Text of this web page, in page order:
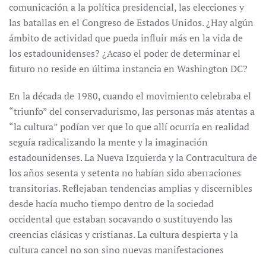
comunicación a la política presidencial, las elecciones y
las batallas en el Congreso de Estados Unidos. ¿Hay algún
ámbito de actividad que pueda influir más en la vida de
los estadounidenses? ¿Acaso el poder de determinar el
futuro no reside en última instancia en Washington DC?
En la década de 1980, cuando el movimiento celebraba el
“triunfo” del conservadurismo, las personas más atentas a
“la cultura” podían ver que lo que allí ocurría en realidad
seguía radicalizando la mente y la imaginación
estadounidenses. La Nueva Izquierda y la Contracultura de
los años sesenta y setenta no habían sido aberraciones
transitorias. Reflejaban tendencias amplias y discernibles
desde hacía mucho tiempo dentro de la sociedad
occidental que estaban socavando o sustituyendo las
creencias clásicas y cristianas. La cultura despierta y la
cultura cancel no son sino nuevas manifestaciones